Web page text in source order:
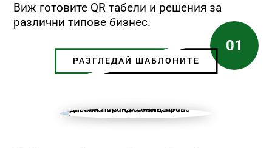
01
Виж готовите QR табели и решения за
различни типове бизнес.
РАЗГЛЕДАЙ ШАБЛОНИТЕ